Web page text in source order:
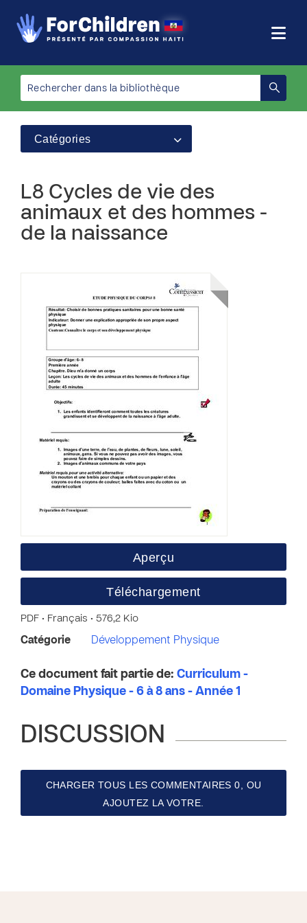
Catégories
L8 Cycles de vie des
animaux et des hommes -
de la naissance
Aperçu
Téléchargement
PDF • Français • 576,2 Kio
Catégorie Développement Physique
Ce document fait partie de: Curriculum -
Domaine Physique - 6 à 8 ans - Année 1
DISCUSSION
CHARGER TOUS LES COMMENTAIRES 0, OU
AJOUTEZ LA VOTRE.